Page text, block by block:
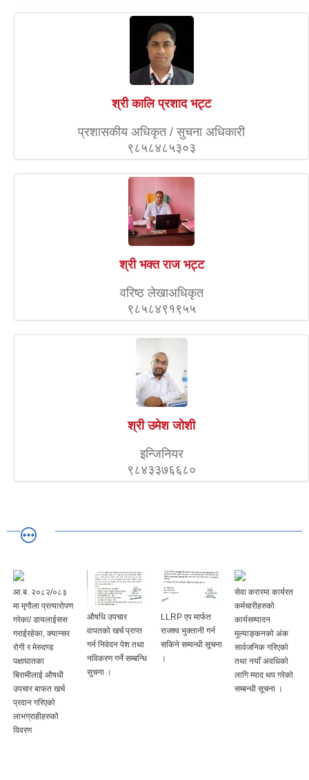
श्री कालि प्रशाद भट्ट
प्रशासकीय अधिकृत / सुचना अधिकारी
९८५८४८५३०३
श्री भक्त राज भट्ट
वरिष्ठ लेखाअधिकृत
९८५८४९१९५५
श्री उमेश जोशी
इन्जिनियर
९८४३३७६६८०
आ.ब. २०८२/०८३
मा मृगौला प्रत्यारोपण
गरेका/ डायलाईसस
गराईरहेका, क्यान्सर
रोगी र मेरुदण्ड
पक्षाघातका
बिरामीलाई औषधी
उपचार बाफत खर्च
प्रदान गरिएको
लाभग्राहीहरुको
विवरण
‍‍‍औषधि उपचार
वापतको खर्च प्राप्त
गर्न निवेदन पेश तथा
नविकरण गर्ने सम्बन्धि
सुचना ।
LLRP एप मार्फत
राजश्व भुक्तानी गर्न
सकिने सम्वन्धी सूचना
।
सेवा करारमा कार्यरत
कर्मचारीहरुको
कार्यसम्पादन
मुल्याङ्कनको अंक
सार्वजनिक गरिएको
तथा नयाँ अवधिको
लागि म्याद थप गरेको
सम्बन्धी सूचना ।